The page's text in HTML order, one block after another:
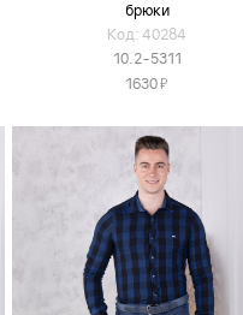
брюки
Код: 40284
10.2-5311
1630Я